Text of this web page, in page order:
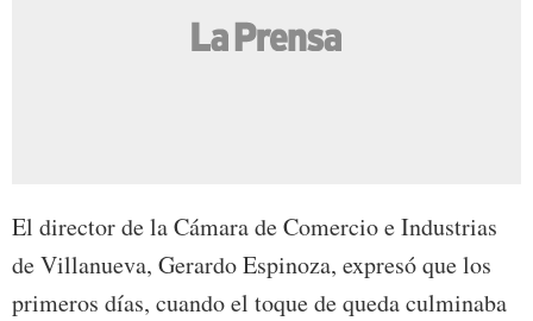
El director de la Cámara de Comercio e Industrias
de Villanueva, Gerardo Espinoza, expresó que los
primeros días, cuando el toque de queda culminaba